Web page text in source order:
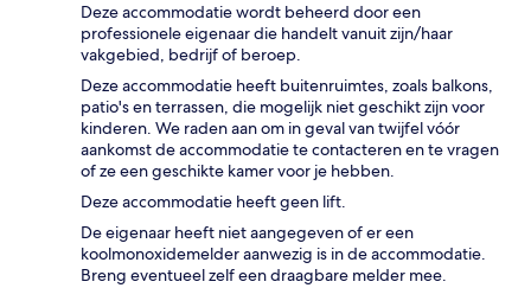
Deze accommodatie wordt beheerd door een
professionele eigenaar die handelt vanuit zijn/haar
vakgebied, bedrijf of beroep.
Deze accommodatie heeft buitenruimtes, zoals balkons,
patio's en terrassen, die mogelijk niet geschikt zijn voor
kinderen. We raden aan om in geval van twijfel vóór
aankomst de accommodatie te contacteren en te vragen
of ze een geschikte kamer voor je hebben.
Deze accommodatie heeft geen lift.
De eigenaar heeft niet aangegeven of er een
koolmonoxidemelder aanwezig is in de accommodatie.
Breng eventueel zelf een draagbare melder mee.